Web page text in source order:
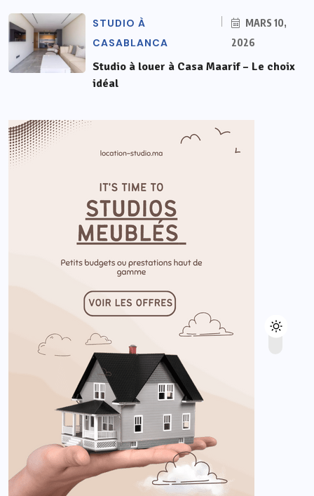
STUDIO À
CASABLANCA
MARS 10,
2026
Studio à louer à Casa Maarif – Le choix
idéal